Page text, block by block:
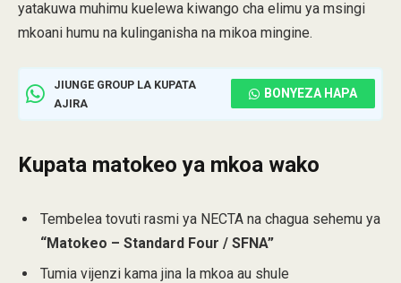
yatakuwa muhimu kuelewa kiwango cha elimu ya msingi
mkoani humu na kulinganisha na mikoa mingine.
JIUNGE GROUP LA KUPATA
AJIRA
BONYEZA HAPA
Kupata matokeo ya mkoa wako
Tembelea tovuti rasmi ya NECTA na chagua sehemu ya
“Matokeo – Standard Four / SFNA”
Tumia vijenzi kama jina la mkoa au shule